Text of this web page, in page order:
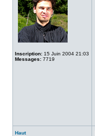
Inscription: 15 Juin 2004 21:03
Messages: 7719
Haut